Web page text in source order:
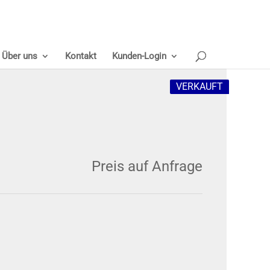
Über uns Kontakt Kunden-Login
VERKAUFT
Preis auf Anfrage